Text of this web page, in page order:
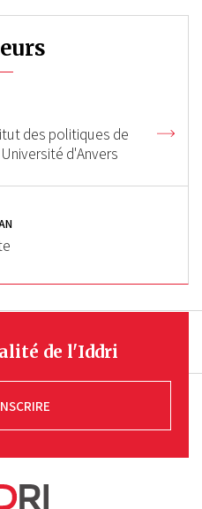
des politiques de
d'Anvers
de l'Iddri